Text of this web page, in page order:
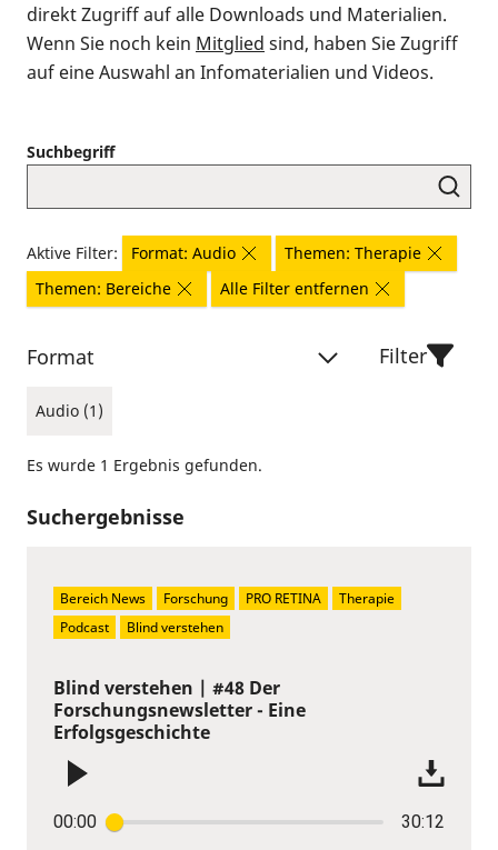
direkt Zugriff auf alle Downloads und Materialien.
Wenn Sie noch kein Mitglied sind, haben Sie Zugriff
auf eine Auswahl an Infomaterialien und Videos.
Suchbegriff
Aktive Filter: Format: Audio
Themen: Therapie
Themen: Bereiche
Alle Filter entfernen
Format
Audio (1)
Filter
Es wurde 1 Ergebnis gefunden.
Suchergebnisse
Blind verstehen | #48 Der
Forschungsnewsletter - Eine
Erfolgsgeschichte
00:00 30:12
Bereich News Forschung PRO RETINA
Therapie
Podcast
Blind verstehen